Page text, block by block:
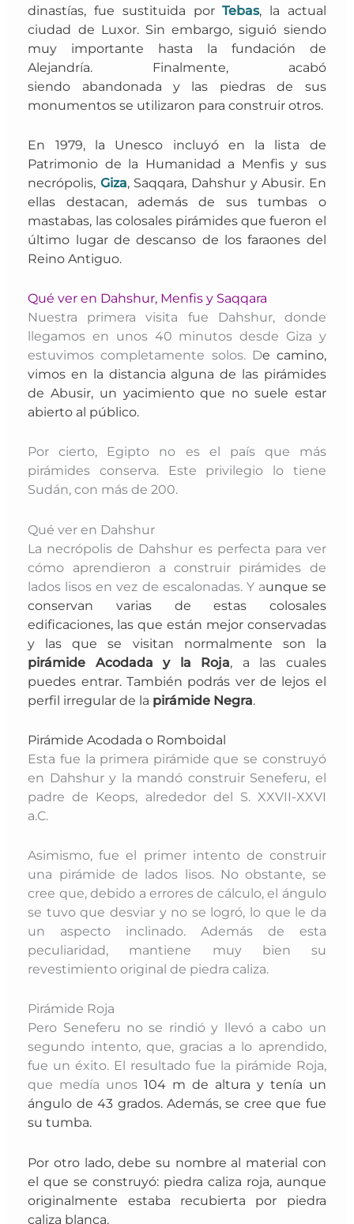
dinastías, fue sustituida porTebas, la actual
ciudad de Luxor. Sin embargo, siguió siendo
muy importante hasta la fundación de
Alejandría. Finalmente, acabó
siendo abandonada y las piedras de sus
monumentos se utilizaron para construir otros.
En 1979, la Unesco incluyó en la lista de
Patrimonio de la Humanidad a Menfis y sus
necrópolis, Giza, Saqqara, Dahshur y Abusir. En
ellas destacan, además de sus tumbas o
mastabas, las colosales pirámides que fueron el
último lugar de descanso de los faraones del
Reino Antiguo.
Qué ver en Dahshur, Menfis y Saqqara
Nuestra primera visita fue Dahshur, donde
llegamos en unos 40 minutos desde Giza y
estuvimos completamente solos. De camino,
vimos en la distancia alguna de las pirámides
de Abusir, un yacimiento que no suele estar
abierto al público.
Por cierto, Egipto no es el país que más
pirámides conserva. Este privilegio lo tiene
Sudán, con más de 200.
Qué ver en Dahshur
La necrópolis de Dahshur es perfecta para ver
cómo aprendieron a construir pirámides de
lados lisos en vez de escalonadas. Y aunque se
conservan varias de estas colosales
edificaciones, las que están mejor conservadas
y las que se visitan normalmente son la
pirámide Acodada y la Roja, a las cuales
puedes entrar. También podrás ver de lejos el
perfil irregular de la pirámide Negra.
Pirámide Acodada o Romboidal
Esta fue la primera pirámide que se construyó
en Dahshur y la mandó construir Seneferu, el
padre de Keops, alrededor del S. XXVII-XXVI
a.C.
Asimismo, fue el primer intento de construir
una pirámide de lados lisos. No obstante, se
cree que, debido a errores de cálculo, el ángulo
se tuvo que desviar y no se logró, lo que le da
un aspecto inclinado. Además de esta
peculiaridad, mantiene muy bien su
revestimiento original de piedra caliza.
Pirámide Roja
Pero Seneferu no se rindió y llevó a cabo un
segundo intento, que, gracias a lo aprendido,
fue un éxito. El resultado fue la pirámide Roja,
que medía unos104 m de altura y tenía un
ángulo de 43 grados. Además, se cree que fue
su tumba.
Por otro lado, debe su nombre al material con
el que se construyó: piedra caliza roja, aunque
originalmente estaba recubierta por piedra
caliza blanca.